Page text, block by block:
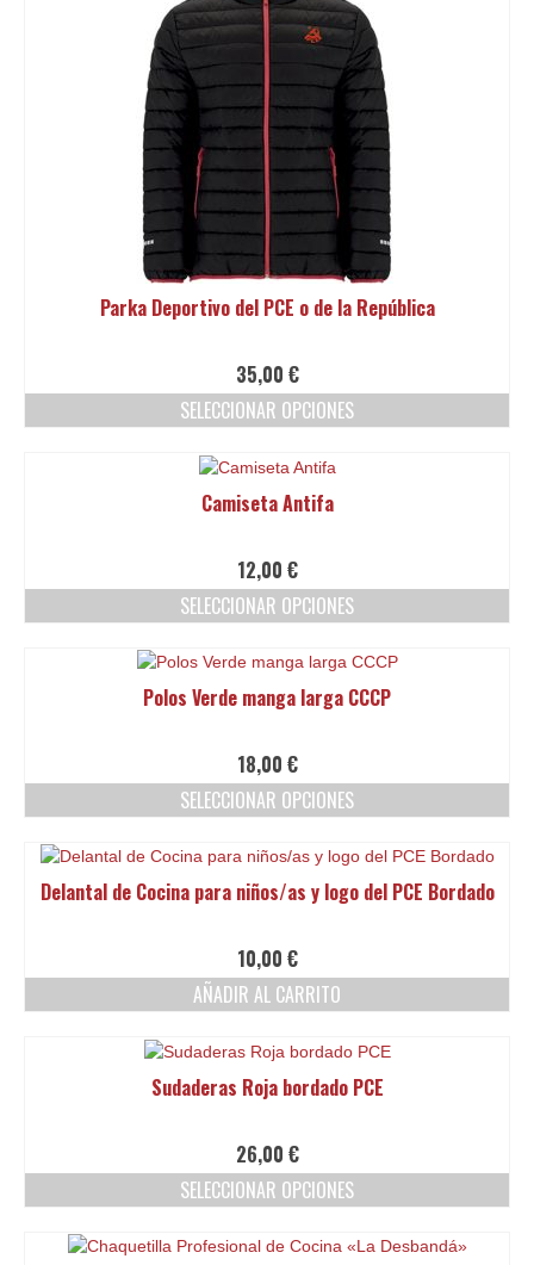
Parka Deportivo del PCE o de la República
35,00 €
SELECCIONAR OPCIONES
producto
múltiples
Las
opciones
se
pueden
la
producto
Camiseta Antifa
12,00 €
SELECCIONAR OPCIONES
producto
múltiples
Las
opciones
se
elegir
la
producto
Polos Verde manga larga CCCP
18,00 €
SELECCIONAR OPCIONES
producto
múltiples
Las
opciones
se
elegir
en
la
producto
Delantal de Cocina para niños/as y logo del PCE Bordado
10,00 €
AÑADIR AL CARRITO
Sudaderas Roja bordado PCE
26,00 €
SELECCIONAR OPCIONES
producto